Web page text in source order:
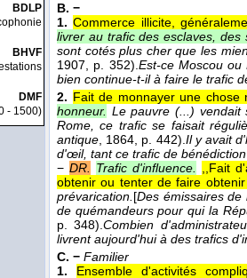
BDLP
BHVF
DMF
- 1500)
B. −
1. Commerce illicite,
livrer au trafic des esclaves, des
sont cotés plus cher que les
1907, p. 352).Est-ce Moscou
bien continue-t-il à faire le trafic
2. Fait de monnayer une
honneur. Le pauvre (...) vendait
Rome, ce trafic se faisait
antique, 1864, p. 442).Il y avait
d'œil, tant ce trafic de
−DR. Trafic d'influence. ,,Fait
obtenir ou tenter de faire
prévarication.[Des émissaires de
de quémandeurs pour qui la
p. 348).Combien
livrent aujourd'hui à des trafics
C. − Familier
1.
Ensemble d'activités